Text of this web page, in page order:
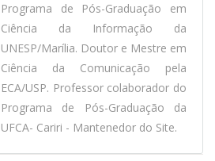
Programa de Pós-Graduação em
Ciência da Informação da
UNESP/Marília. Doutor e Mestre em
Ciência da Comunicação pela
ECA/USP. Professor colaborador do
Programa de Pós-Graduação da
UFCA- Cariri - Mantenedor do Site.